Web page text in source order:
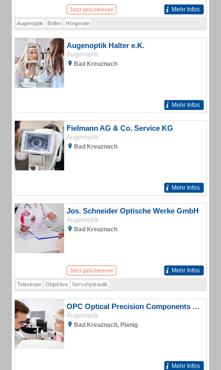
Jetzt geschlossen Mehr Infos
Augenoptik Brillen Hörgeräte
Augenoptik Halter e.K.
Augenoptik
Bad Kreuznach
Mehr Infos
Fielmann AG & Co. Service KG
Augenoptik
Bad Kreuznach
Mehr Infos
Jos. Schneider Optische Werke GmbH
Augenoptik
Bad Kreuznach
Jetzt geschlossen Mehr Infos
Teleskope Objektive Servohydraulik
OPC Optical Precision Components Europe GmbH
Augenoptik
Bad Kreuznach, Planig
Mehr Infos